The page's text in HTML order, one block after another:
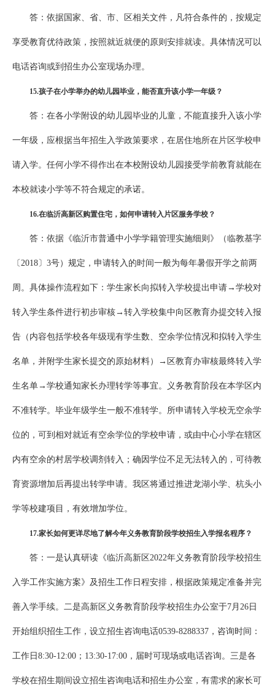
答：依据国家、省、市、区相关文件，凡符合条件的，按规定
享受教育优待政策，按照就近就便的原则安排就读。具体情况可以
电话咨询或到招生办公室现场办理。
15.孩子在小学举办的幼儿园毕业，能否直升该小学一年级？
答：在各小学附设的幼儿园毕业的儿童，不能直接升入该小学
一年级，应根据当年招生入学政策要求，在居住地所在片区学校申
请入学。任何小学不得作出在本校附设幼儿园接受学前教育就能在
本校就读小学等不符合规定的承诺。
16.在临沂高新区购置住宅，如何申请转入片区服务学校？
答：依据《临沂市普通中小学学籍管理实施细则》（临教基字
〔2018〕3号）规定，申请转入的时间一般为每年暑假开学之前两
周。具体操作流程如下：学生家长向拟转入学校提出申请→学校对
转入学生条件进行初步审核→转入学校集中向区教育办提交转入报
告（内容包括学校各年级现有学生数、空余学位情况和拟转入学生
名单，并附学生家长提交的原始材料）→区教育办审核最终转入学
生名单→学校通知家长办理转学等事宜。义务教育阶段在本学区内
不准转学。毕业年级学生一般不准转学。所申请转入学校无空余学
位的，可到相对就近有空余学位的学校申请，或由中心小学在辖区
内有空余的村居学校调剂转入；确因学位不足无法转入的，可待教
育资源增加后再提出转学申请。我区将通过推进龙湖小学、杭头小
学等校建项目，有效增加学位。
17.家长如何更详尽地了解今年义务教育阶段学校招生入学报名程序？
答：一是认真研读《临沂高新区2022年义务教育阶段学校招生
入学工作实施方案》及招生工作日程安排，根据政策规定准备并完
善入学手续。二是高新区义务教育阶段学校招生办公室于7月26日
开始组织招生工作，设立招生咨询电话0539-8288337，咨询时间：
工作日8:30-12:00；13:30-17:00，届时可现场或电话咨询。三是各
学校在招生期间设立招生咨询电话和招生办公室，有需求的家长可